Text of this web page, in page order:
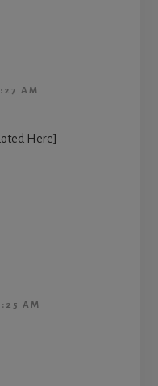
AM
Here]
AM